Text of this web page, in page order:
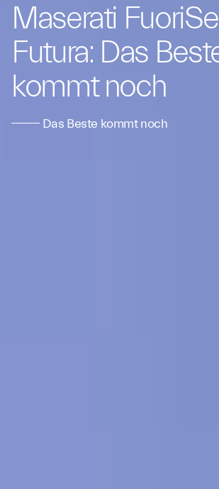
Maserati
Futura: Das
kommt noch
Das Beste kommt noch